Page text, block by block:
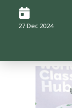
27 Dec 2024